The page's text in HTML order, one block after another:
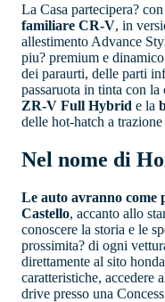
La Casa partecipera?
familiare CR-V, in
allestimento Advance
piu? premium e
dei paraurti, delle parti
passaruota in tinta con
ZR-V Full Hybrid e la
delle hot-hatch a
Nel nome di
Le auto avranno come
Castello, accanto allo
conoscere la storia e le
prossimita? di ogni
direttamente al sito
caratteristiche, accedere
drive presso una